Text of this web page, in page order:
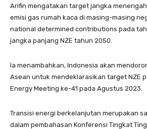
Arifin mengatakan target jangka
emisi gas rumah kaca di masing-masing
national determined contributions pada
jangka panjang NZE tahun 2050.
Ia menambahkan, Indonesia akan
Asean untuk mendeklarasikan target NZE
Energy Meeting ke-41 pada Agustus 2023.
Transisi energi berkelanjutan merupakan
dalam pembahasan Konferensi Tingkat